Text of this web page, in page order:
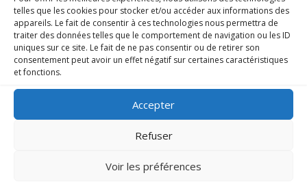
telles que les cookies pour stocker et/ou accéder aux informations des
appareils. Le fait de consentir à ces technologies nous permettra de
traiter des données telles que le comportement de navigation ou les ID
uniques sur ce site. Le fait de ne pas consentir ou de retirer son
consentement peut avoir un effet négatif sur certaines caractéristiques
et fonctions.
Accepter
Refuser
Voir les préférences
LAISSER UN COMMENTAIRE